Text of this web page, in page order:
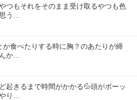
つもそれをそのまま受け取るやつも色
う…
か食べたりする時に胸？のあたりが締
か…
起きるまで時間がかかる💦頭がボーッ
り…